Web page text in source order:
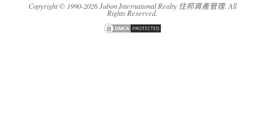
Copyright © 1990-2026 Jubon International Realty 住邦資產管理. All
Rights Reserved.